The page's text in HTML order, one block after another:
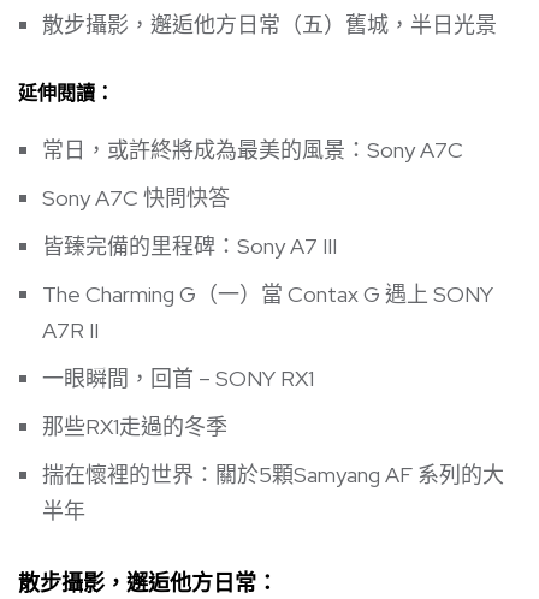
散步攝影，邂逅他方日常（五）舊城，半日光景
延伸閱讀：
常日，或許終將成為最美的風景：Sony A7C
Sony A7C 快問快答
皆臻完備的里程碑：Sony A7 III
The Charming G（一）當 Contax G 遇上 SONY
A7R II
一眼瞬間，回首 – SONY RX1
那些RX1走過的冬季
揣在懷裡的世界：關於5顆Samyang AF 系列的大
半年
散步攝影，邂逅他方日常：